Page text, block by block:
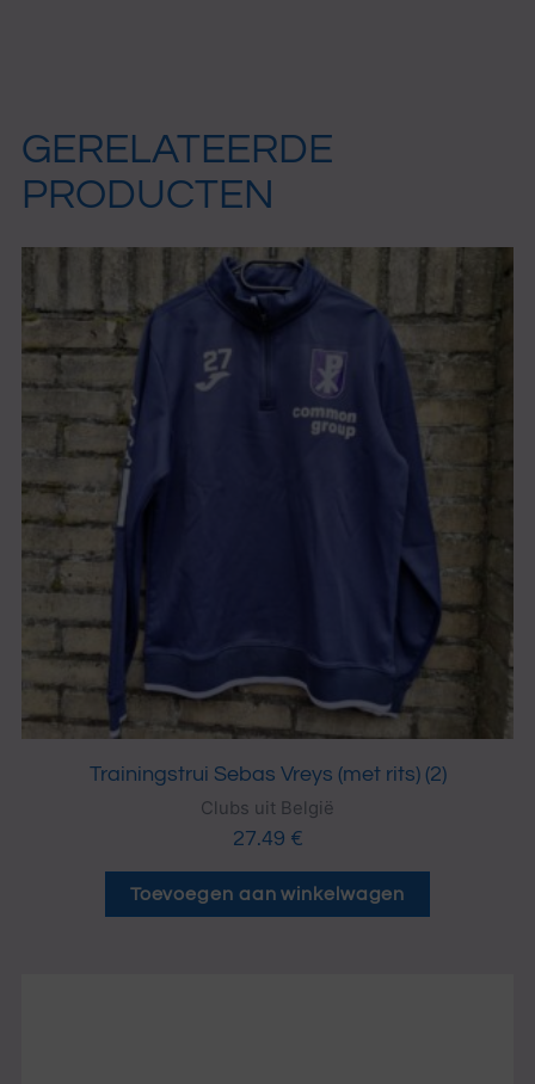
GERELATEERDE
PRODUCTEN
Trainingstrui Sebas Vreys (met rits) (2)
Clubs uit België
27.49 €
Toevoegen aan winkelwagen